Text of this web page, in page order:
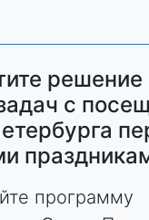
с
программу